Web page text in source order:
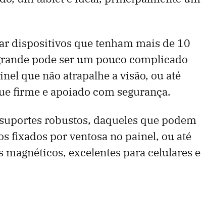
dispositivos que tenham mais de 10
pode ser um pouco complicado
que não atrapalhe a visão, ou até
firme e apoiado com segurança.
robustos, daqueles que podem
fixados por ventosa no painel, ou até
excelentes para celulares e